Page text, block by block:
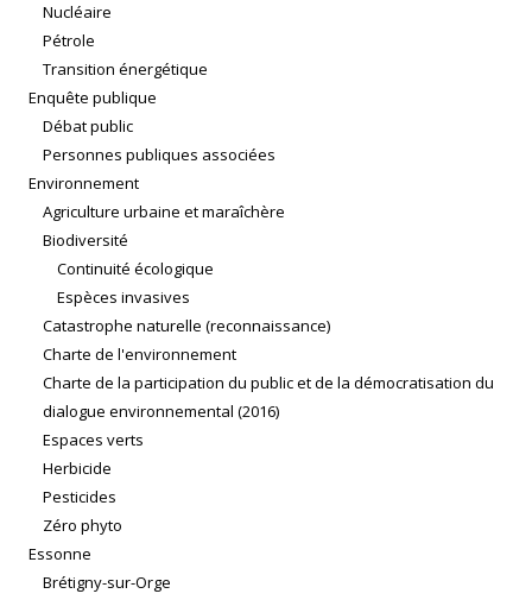
Nucléaire
Pétrole
Transition énergétique
Enquête publique
Débat public
Personnes publiques associées
Environnement
Agriculture urbaine et maraîchère
Biodiversité
Continuité écologique
Espèces invasives
Catastrophe naturelle (reconnaissance)
Charte de l'environnement
Charte de la participation du public et de la démocratisation du
dialogue environnemental (2016)
Espaces verts
Herbicide
Pesticides
Zéro phyto
Essonne
Brétigny-sur-Orge